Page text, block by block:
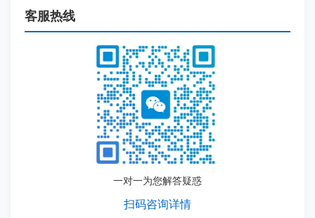
客服热线
一对一为您解答疑惑
扫码咨询详情